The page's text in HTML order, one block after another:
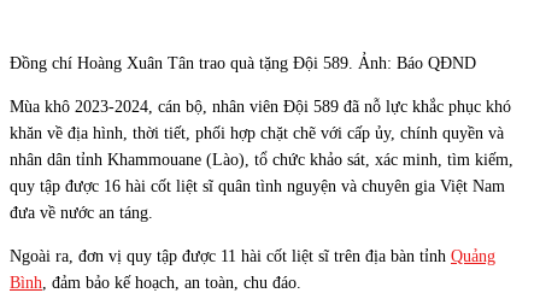
Đồng chí Hoàng Xuân Tân trao quà tặng Đội 589. Ảnh: Báo QĐND
Mùa khô 2023-2024, cán bộ, nhân viên Đội 589 đã nỗ lực khắc phục khó
khăn về địa hình, thời tiết, phối hợp chặt chẽ với cấp ủy, chính quyền và
nhân dân tỉnh Khammouane (Lào), tổ chức khảo sát, xác minh, tìm kiếm,
quy tập được 16 hài cốt liệt sĩ quân tình nguyện và chuyên gia Việt Nam
đưa về nước an táng.
Ngoài ra, đơn vị quy tập được 11 hài cốt liệt sĩ trên địa bàn tỉnh Quảng
Bình , đảm bảo kế hoạch, an toàn, chu đáo.